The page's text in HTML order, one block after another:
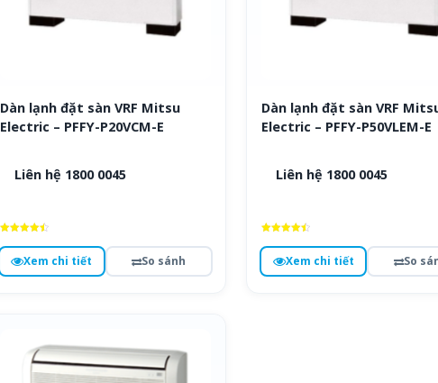
Dàn lạnh đặt sàn VRF Mitsu
Electric – PFFY-P20VCM-E
Liên hệ 1800 0045
hạng
4.6
5 saoXem chi tiết So sánh
Dàn lạnh đặt sàn VRF
Electric – PFFY-P50VLEM-E
Liên hệ 1800 0045
hạng
4.5
5 saoXem chi tiết So